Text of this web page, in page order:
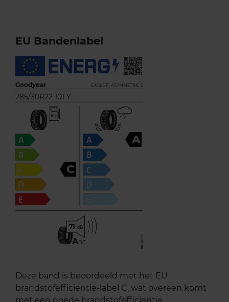
EU Bandenlabel
Goodyear EAGLE F1 ASYMMETRIC 6
285/30R22 101 Y
C
A
71
ABC
Deze band is beoordeeld met het EU
brandstofefficiëntie-label C, wat overeen komt